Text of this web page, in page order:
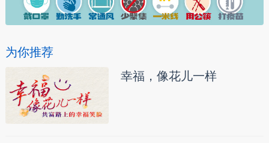
为你推荐
幸福，像花儿一样